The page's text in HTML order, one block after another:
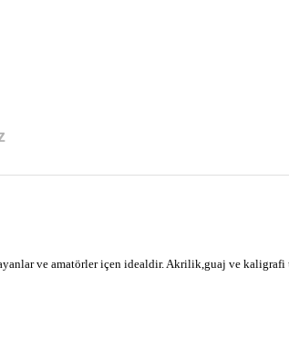
ve amatörler içen idealdir. Akrilik,guaj ve